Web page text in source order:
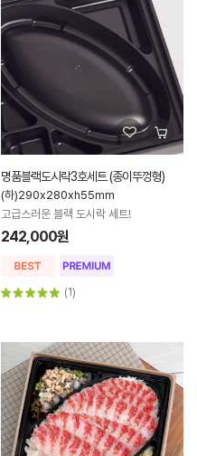
명품블랙도시락3호세트 (종이뚜껑형)
(하)290x280xh55mm
고급스러운 블랙 도시락 세트!
242,000원
(1)